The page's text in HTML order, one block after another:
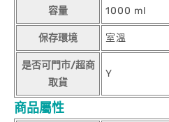
容量 1000 ml
保存環境 室溫
是否可門市/超商
取貨
Y
商品屬性